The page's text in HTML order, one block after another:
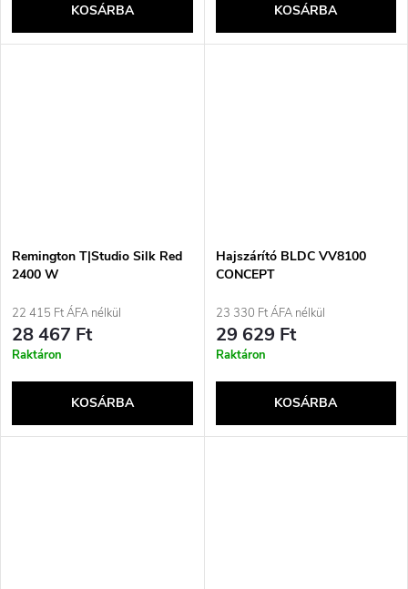
KOSÁRBA KOSÁRBA
Remington T|Studio Silk Red
2400 W
22 415 Ft ÁFA nélkül
28 467 Ft
Raktáron
KOSÁRBA
Hajszárító BLDC VV8100
CONCEPT
23 330 Ft ÁFA nélkül
29 629 Ft
Raktáron
KOSÁRBA